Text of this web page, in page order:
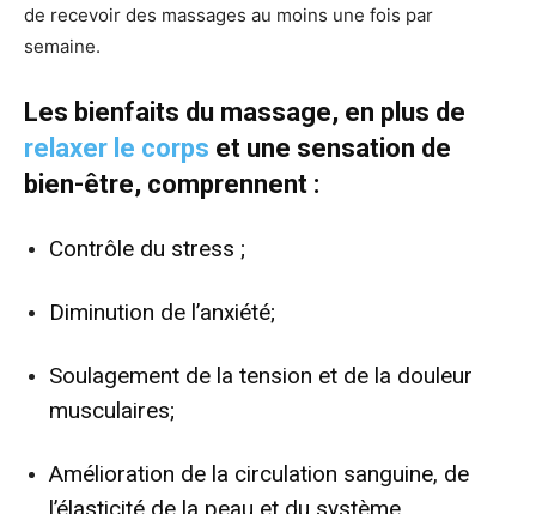
de recevoir des massages au moins une fois par
semaine.
Les bienfaits du massage, en plus de
relaxer le corps et une sensation de
bien-être, comprennent :
Contrôle du stress ;
Diminution de l’anxiété;
Soulagement de la tension et de la douleur
musculaires;
Amélioration de la circulation sanguine, de